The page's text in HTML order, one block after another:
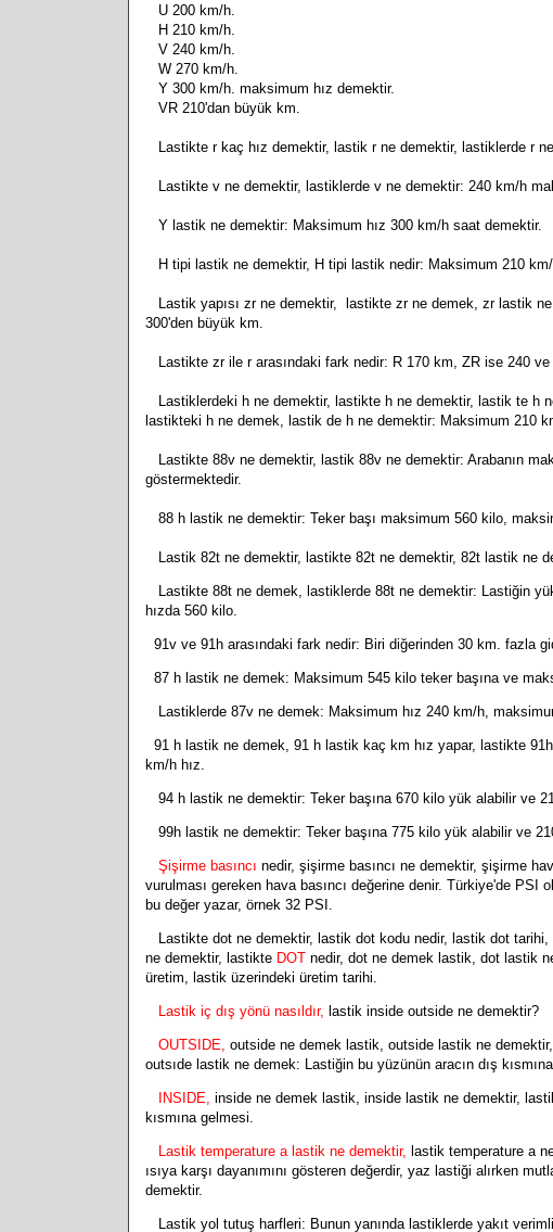
U 200 km/h.
H 210 km/h.
V 240 km/h.
W 270 km/h.
Y 300 km/h. maksimum hız demektir.
VR 210'dan büyük km.
Lastikte r kaç hız demektir, lastik r ne demektir, lastiklerde r
Lastikte v ne demektir, lastiklerde v ne demektir: 240 km/h
Y lastik ne demektir: Maksimum hız 300 km/h saat demektir.
H tipi lastik ne demektir, H tipi lastik nedir: Maksimum 210 km/
Lastik yapısı zr ne demektir, lastikte zr ne demek, zr lastik
300'den büyük km.
Lastikte zr ile r arasındaki fark nedir: R 170 km, ZR ise 240 ve
Lastiklerdeki h ne demektir, lastikte h ne demektir, lastik te h
lastikteki h ne demek, lastik de h ne demektir: Maksimum 210
Lastikte 88v ne demektir, lastik 88v ne demektir: Arabanın
göstermektedir.
88 h lastik ne demektir: Teker başı maksimum 560 kilo,
Lastik 82t ne demektir, lastikte 82t ne demektir, 82t lastik ne
Lastikte 88t ne demek, lastiklerde 88t ne demektir: Lastiğin
hızda 560 kilo.
91v ve 91h arasındaki fark nedir: Biri diğerinden 30 km. fazla
87 h lastik ne demek: Maksimum 545 kilo teker başına ve
Lastiklerde 87v ne demek: Maksimum hız 240 km/h,
91 h lastik ne demek, 91 h lastik kaç km hız yapar, lastikte
km/h hız.
94 h lastik ne demektir: Teker başına 670 kilo yük alabilir ve
99h lastik ne demektir: Teker başına 775 kilo yük alabilir ve
Şişirme basıncı nedir, şişirme basıncı ne demektir, şişirme
vurulması gereken hava basıncı değerine denir. Türkiye'de PSI
bu değer yazar, örnek 32 PSI.
Lastikte dot ne demektir, lastik dot kodu nedir, lastik dot
ne demektir, lastikte DOT nedir, dot ne demek lastik, dot lastik
üretim, lastik üzerindeki üretim tarihi.
Lastik iç dış yönü nasıldır, lastik inside outside ne demektir?
OUTSIDE, outside ne demek lastik, outside lastik ne
outsıde lastik ne demek:
Lastiğin bu yüzünün aracın dış
INSIDE, inside ne demek lastik, inside lastik ne demektir,
kısmına gelmesi.
Lastik temperature a lastik ne demektir, lastik temperature a
ısıya karşı dayanımını gösteren değerdir, yaz lastiği alırken
demektir.
Lastik yol tutuş harfleri: Bunun yanında lastiklerde yakıt